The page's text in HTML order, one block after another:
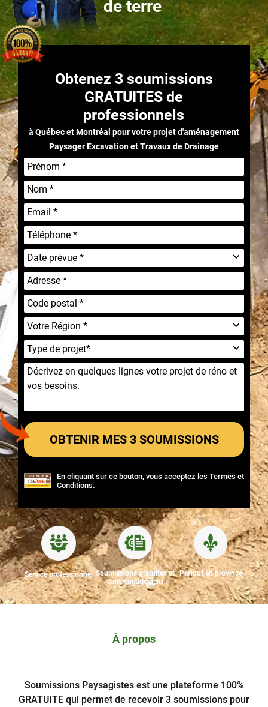
de terre
Obtenez 3 soumissions
GRATUITES de
professionnels
à Québec et Montréal pour votre projet d'aménagement
Paysager Excavation et Travaux de Drainage
En cliquant sur ce bouton, vous acceptez les Termes et
Conditions.
Service professionnel Soumissions gratuites et
sans engagement
Partout en province
À propos
Soumissions Paysagistes est une plateforme 100%
GRATUITE qui permet de recevoir 3 soumissions pour